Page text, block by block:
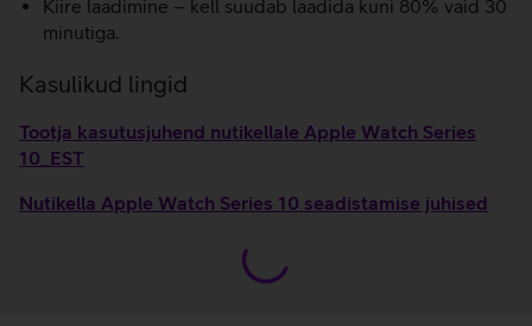
Kiire laadimine – kell suudab laadida kuni 80% vaid 30
minutiga.
Kasulikud lingid
Tootja kasutusjuhend nutikellale Apple Watch Series
10_EST
Nutikella Apple Watch Series 10 seadistamise juhised